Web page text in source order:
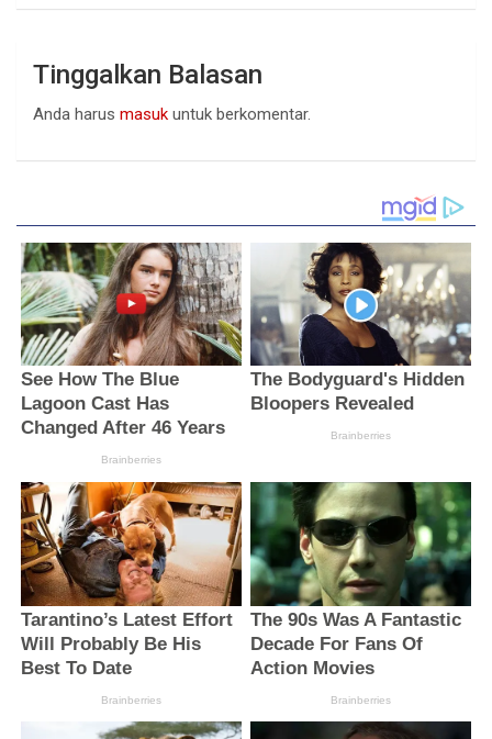
Tinggalkan Balasan
Anda harus masuk untuk berkomentar.